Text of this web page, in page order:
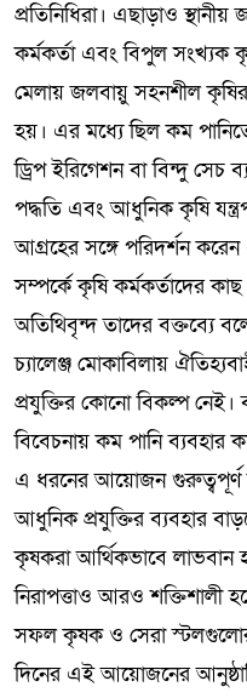
প্রতিনিধিরা। এছাড়াও
কর্মকর্তা এবং বিপুল সংখ্যক
মেলায় জলবায়ু সহনশীল কৃষির
হয়। এর মধ্যে ছিল কম
ড্রিপ ইরিগেশন বা বিন্দু সেচ
পদ্ধতি এবং আধুনিক কৃষি
আগ্রহের সঙ্গে পরিদর্শন
সম্পর্কে কৃষি কর্মকর্তাদের কাছ
অতিথিবৃন্দ তাদের বক্তব্যে
চ্যালেঞ্জ মোকাবিলায়
প্রযুক্তির কোনো বিকল্প নেই।
বিবেচনায় কম পানি
এ ধরনের আয়োজন গুরুত্বপূর্ণ
আধুনিক প্রযুক্তির ব্যবহার
কৃষকরা আর্থিকভাবে লাভবান
নিরাপত্তাও আরও শক্তিশালী
সফল কৃষক ও সেরা স্টলগুলোর
দিনের এই আয়োজনের